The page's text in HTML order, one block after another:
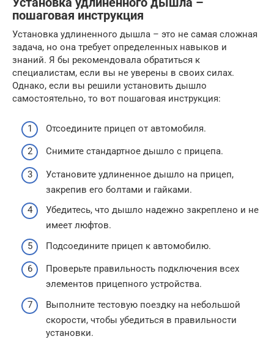
Установка удлиненного дышла –
пошаговая инструкция
Установка удлиненного дышла – это не самая сложная
задача, но она требует определенных навыков и
знаний. Я бы рекомендовала обратиться к
специалистам, если вы не уверены в своих силах.
Однако, если вы решили установить дышло
самостоятельно, то вот пошаговая инструкция:
Отсоедините прицеп от автомобиля.
Снимите стандартное дышло с прицепа.
Установите удлиненное дышло на прицеп,
закрепив его болтами и гайками.
Убедитесь, что дышло надежно закреплено и не
имеет люфтов.
Подсоедините прицеп к автомобилю.
Проверьте правильность подключения всех
элементов прицепного устройства.
Выполните тестовую поездку на небольшой
скорости, чтобы убедиться в правильности
установки.